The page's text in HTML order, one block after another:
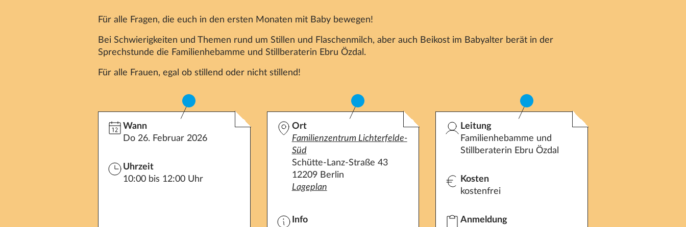
Für alle Fragen, die euch in den ersten Monaten mit Baby bewegen!
Bei Schwierigkeiten und Themen rund um Stillen und Flaschenmilch, aber auch Beikost im Babyalter berät in der
Sprechstunde die Familienhebamme und Stillberaterin Ebru Özdal.
Für alle Frauen, egal ob stillend oder nicht stillend!
Wann
Do 26. Februar 2026
Uhrzeit
10:00 bis 12:00 Uhr
Ort
Familienzentrum Lichterfelde-
Süd
Schütte-Lanz-Straße 43
12209 Berlin
Lageplan
Info
Leitung
Familienhebamme und
Stillberaterin Ebru Özdal
Kosten
kostenfrei
Anmeldung